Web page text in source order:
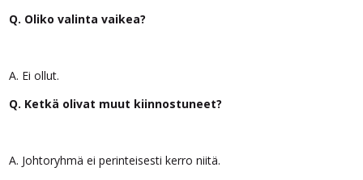
Q. Oliko valinta vaikea?
A. Ei ollut.
Q. Ketkä olivat muut kiinnostuneet?
A. Johtoryhmä ei perinteisesti kerro niitä.